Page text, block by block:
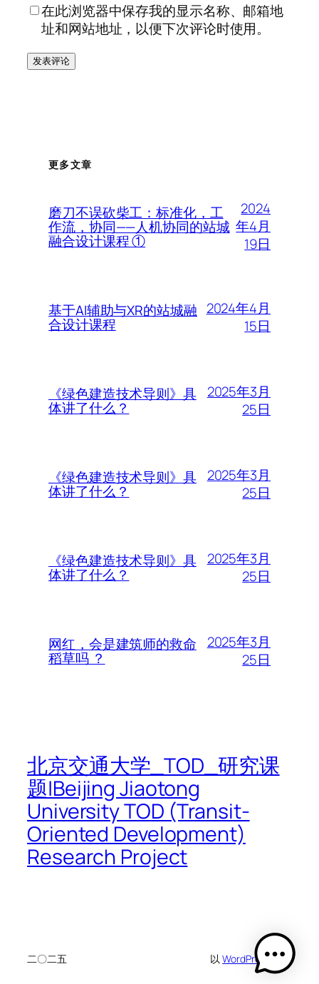
在此浏览器中保存我的显示名称、邮箱地
址和网站地址，以便下次评论时使用。
更多文章
磨刀不误砍柴工：标准化，工
作流，协同——人机协同的站城
融合设计课程 ①
2024
年4月
19日
基于AI辅助与XR的站城融
合设计课程
2024年4月
15日
《绿色建造技术导则》具
体讲了什么？
2025年3月
25日
《绿色建造技术导则》具
体讲了什么？
2025年3月
25日
《绿色建造技术导则》具
体讲了什么？
2025年3月
25日
网红，会是建筑师的救命
稻草吗 ？
2025年3月
25日
北京交通大学_TOD_研究课
题|Beijing Jiaotong
University TOD (Transit-
Oriented Development)
Research Project
二〇二五 以WordPress设计